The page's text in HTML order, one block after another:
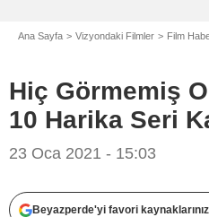
Ana Sayfa Vizyondaki Filmler Film
Hiç Görmemiş
10 Harika Seri
23 Oca 2021 - 15:03
Beyazperde'yi favori